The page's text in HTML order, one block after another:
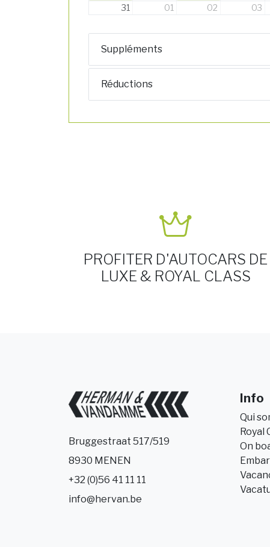
31 01 02 03
Suppléments
Réductions
PROFITER D'AUTOCARS DE
LUXE & ROYAL CLASS
Bruggestraat 517/519
8930 MENEN
+32 (0)56 41 11 11
info@hervan.be
Info
Qui
Royal
On